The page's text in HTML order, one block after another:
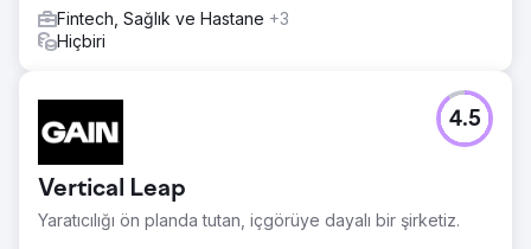
Fintech, Sağlık ve Hastane +3
Hiçbiri
Vertical Leap
Yaratıcılığı ön planda tutan, içgörüye dayalı bir şirketiz.
4.5